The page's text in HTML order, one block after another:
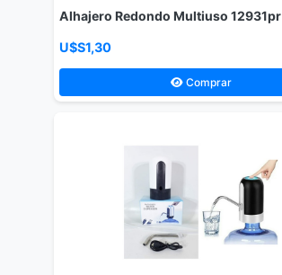
Alhajero Redondo Multiuso 12931pr
U$S1,30
Comprar